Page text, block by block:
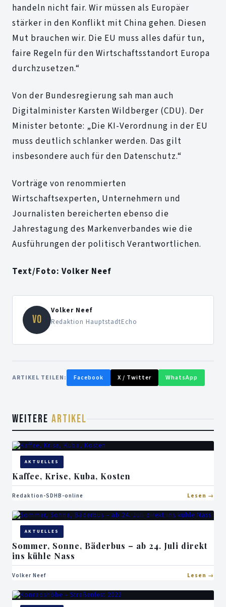
handeln nicht fair. Wir müssen als Europäer
stärker in den Konflikt mit China gehen. Diesen
Mut brauchen wir. Die EU muss alles dafür tun,
faire Regeln für den Wirtschaftsstandort Europa
durchzusetzen.“
Von der Bundesregierung sah man auch
Digitalminister Karsten Wildberger (CDU). Der
Minister betonte: „Die KI-Verordnung in der EU
muss deutlich schlanker werden. Das gilt
insbesondere auch für den Datenschutz.“
Vorträge von renommierten
Wirtschaftsexperten, Unternehmern und
Journalisten bereicherten ebenso die
Jahrestagung des Markenverbandes wie die
Ausführungen der politisch Verantwortlichen.
Text/Foto: Volker Neef
VO
Volker Neef
Redaktion HauptstadtEcho
ARTIKEL TEILEN: Facebook X / Twitter WhatsApp
WEITERE ARTIKEL
AKTUELLES
Kaffee, Krise, Kuba, Kosten
Redaktion-SDHB-online Lesen
AKTUELLES
Sommer, Sonne, Bäderbus – ab 24. Juli direkt
ins kühle Nass
Volker Neef Lesen